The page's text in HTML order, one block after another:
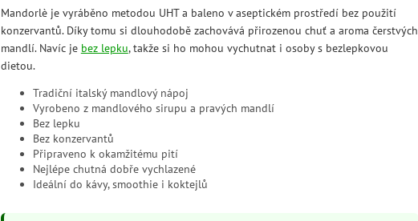
Mandorlè je vyráběno metodou UHT a baleno v aseptickém prostředí bez použití
konzervantů. Díky tomu si dlouhodobě zachovává přirozenou chuť a aroma čerstvých
mandlí. Navíc je bez lepku, takže si ho mohou vychutnat i osoby s bezlepkovou
dietou.
Tradiční italský mandlový nápoj
Vyrobeno z mandlového sirupu a pravých mandlí
Bez lepku
Bez konzervantů
Připraveno k okamžitému pití
Nejlépe chutná dobře vychlazené
Ideální do kávy, smoothie i koktejlů